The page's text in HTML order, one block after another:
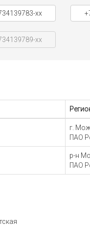
xx
xx
г.
ПАО
р-н
ПАО